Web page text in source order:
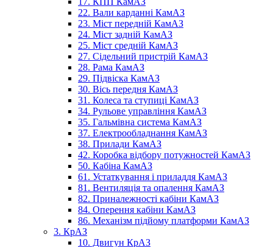
22. Вали карданні КамАЗ
23. Міст передній КамАЗ
24. Міст задній КамАЗ
25. Міст средній КамАЗ
27. Сідельний пристрій КамАЗ
28. Рама КамАЗ
29. Підвіска КамАЗ
30. Вісь передня КамАЗ
31. Колеса та ступиці КамАЗ
34. Рульове управління КамАЗ
35. Гальмівна система КамАЗ
37. Електрообладнання КамАЗ
38. Прилади КамАЗ
42. Коробка відбору потужностей КамАЗ
50. Кабіна КамАЗ
61. Устаткування і приладдя КамАЗ
81. Вентиляція та опалення КамАЗ
82. Приналежності кабіни КамАЗ
84. Оперення кабіни КамАЗ
86. Механізм підйому платформи КамАЗ
3. КрАЗ
10. Двигун КрАЗ